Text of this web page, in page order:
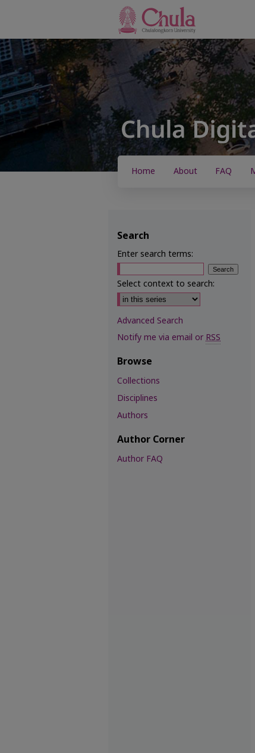
Home About FAQ
Search
Enter search terms:
Select context to search:
Advanced Search
Notify me via email orRSS
Browse
Collections
Disciplines
Authors
Author Corner
Author FAQ